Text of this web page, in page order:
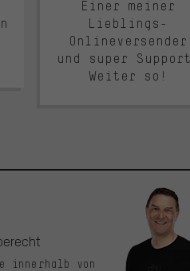
Einer meiner
Lieblings-
Onlineversender
und super
Weiter so!
innerhalb von